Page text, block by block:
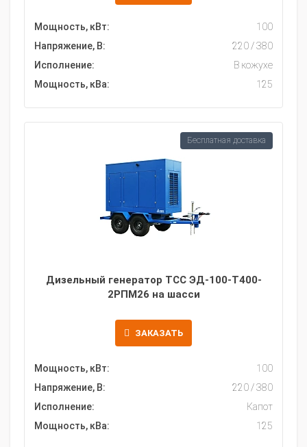
Мощность, кВт:
100
Напряжение, В:
220 / 380
Исполнение:
В кожухе
Мощность, кВа:
125
Дизельный генератор ТСС ЭД-100-Т400-
2РПМ26 на шасси
ЗАКАЗАТЬ
Мощность, кВт:
100
Напряжение, В:
220 / 380
Исполнение:
Капот
Мощность, кВа:
125
Бесплатная доставка